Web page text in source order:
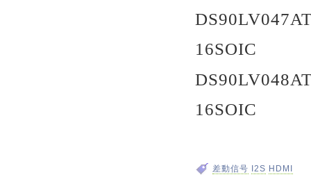
16SOIC
16SOIC
差動信号 I2S HDMI